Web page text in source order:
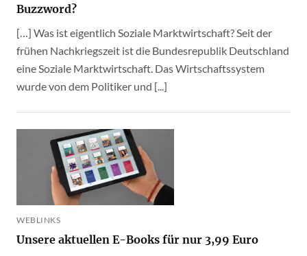
Buzzword?
[…] Was ist eigentlich Soziale Marktwirtschaft? Seit der
frühen Nachkriegszeit ist die Bundesrepublik Deutschland
eine Soziale Marktwirtschaft. Das Wirtschaftssystem
wurde von dem Politiker und [...]
WEBLINKS
Unsere aktuellen E-Books für nur 3,99 Euro